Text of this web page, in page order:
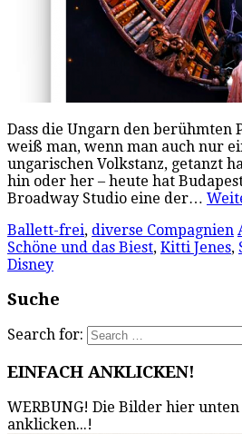
Dass die Ungarn den berühmten
weiß man, wenn man auch nur
ungarischen Volkstanz, getanzt
hin oder her – heute hat
Broadway Studio eine der…
Ballett-frei, diverse Compagnien
Schöne und das Biest, Kitti Jenes,
Disney
Suche
Search for:
EINFACH ANKLICKEN!
WERBUNG! Die Bilder hier
anklicken...!